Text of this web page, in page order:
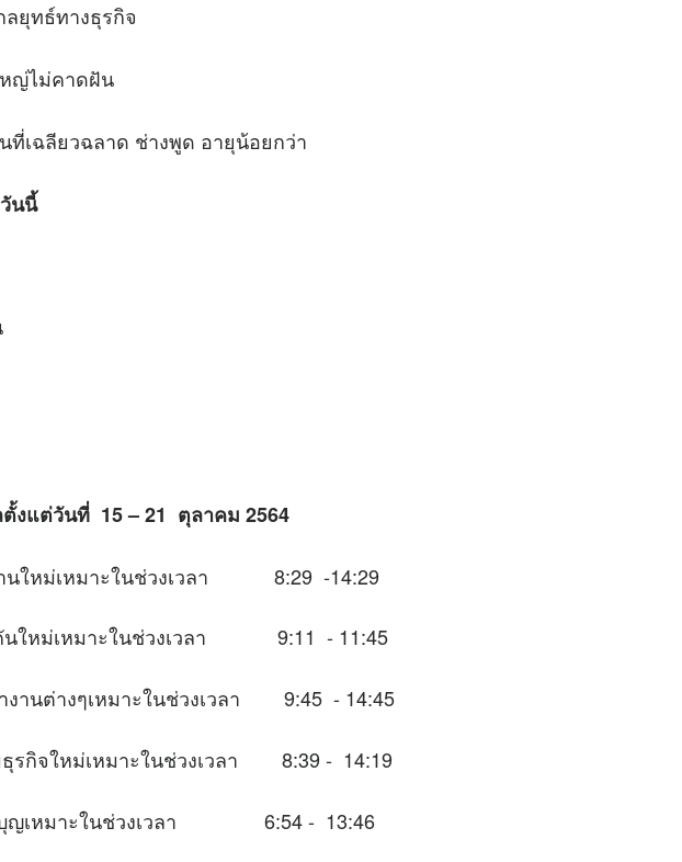
ทธ์ทางธุรกิจ
ไม่คาดฝัน
ที่เฉลียวฉลาด ช่างพูด อายุน้อยกว่า
นนี้
งแต่วันที่ 15 – 21 ตุลาคม 2564
านใหม่เหมาะในช่วงเวลา 8:29 -14:29
คันใหม่เหมาะในช่วงเวลา 9:11 - 11:45
งานต่างๆเหมาะในช่วงเวลา 9:45 - 14:45
ธุรกิจใหม่เหมาะในช่วงเวลา 8:39 - 14:19
ำบุญเหมาะในช่วงเวลา 6:54 - 13:46